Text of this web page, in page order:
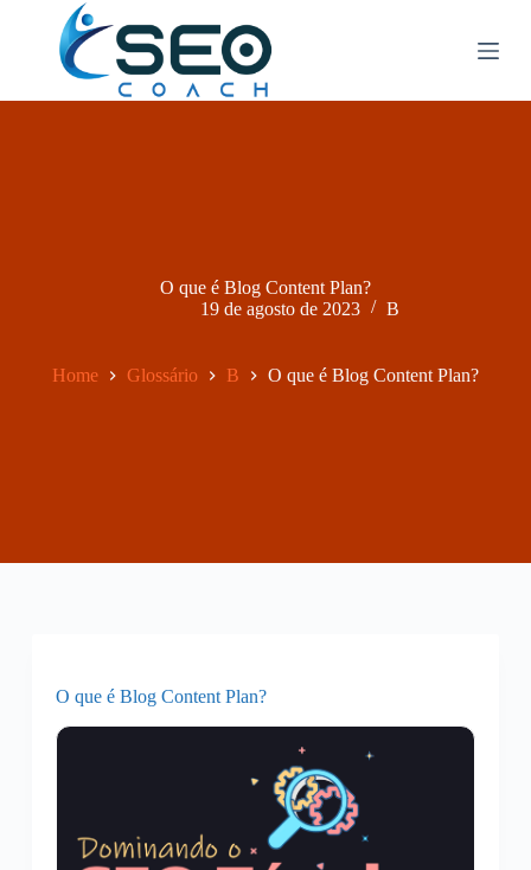
r
O que é Blog Content Plan?
19 de agosto de 2023
B
Home Glossário B O que é Blog Content Plan?
O que é Blog Content Plan?